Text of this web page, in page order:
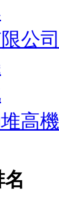
公司
高機